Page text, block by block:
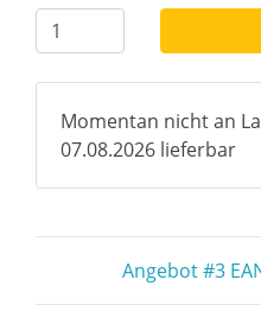
Momentan nicht an
07.08.2026 lieferbar
Angebot #3